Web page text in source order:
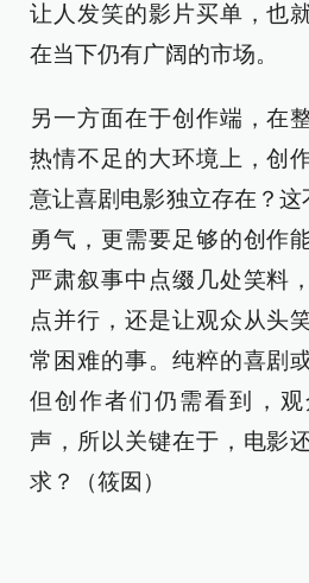
让人发笑的影片买单，也
在当下仍有广阔的市场。
另一方面在于创作端，在
热情不足的大环境上，创
意让喜剧电影独立存在？这
勇气，更需要足够的创作
严肃叙事中点缀几处笑料
点并行，还是让观众从头
常困难的事。纯粹的喜剧
但创作者们仍需看到，
声，所以关键在于，电影
求？（筱囡）